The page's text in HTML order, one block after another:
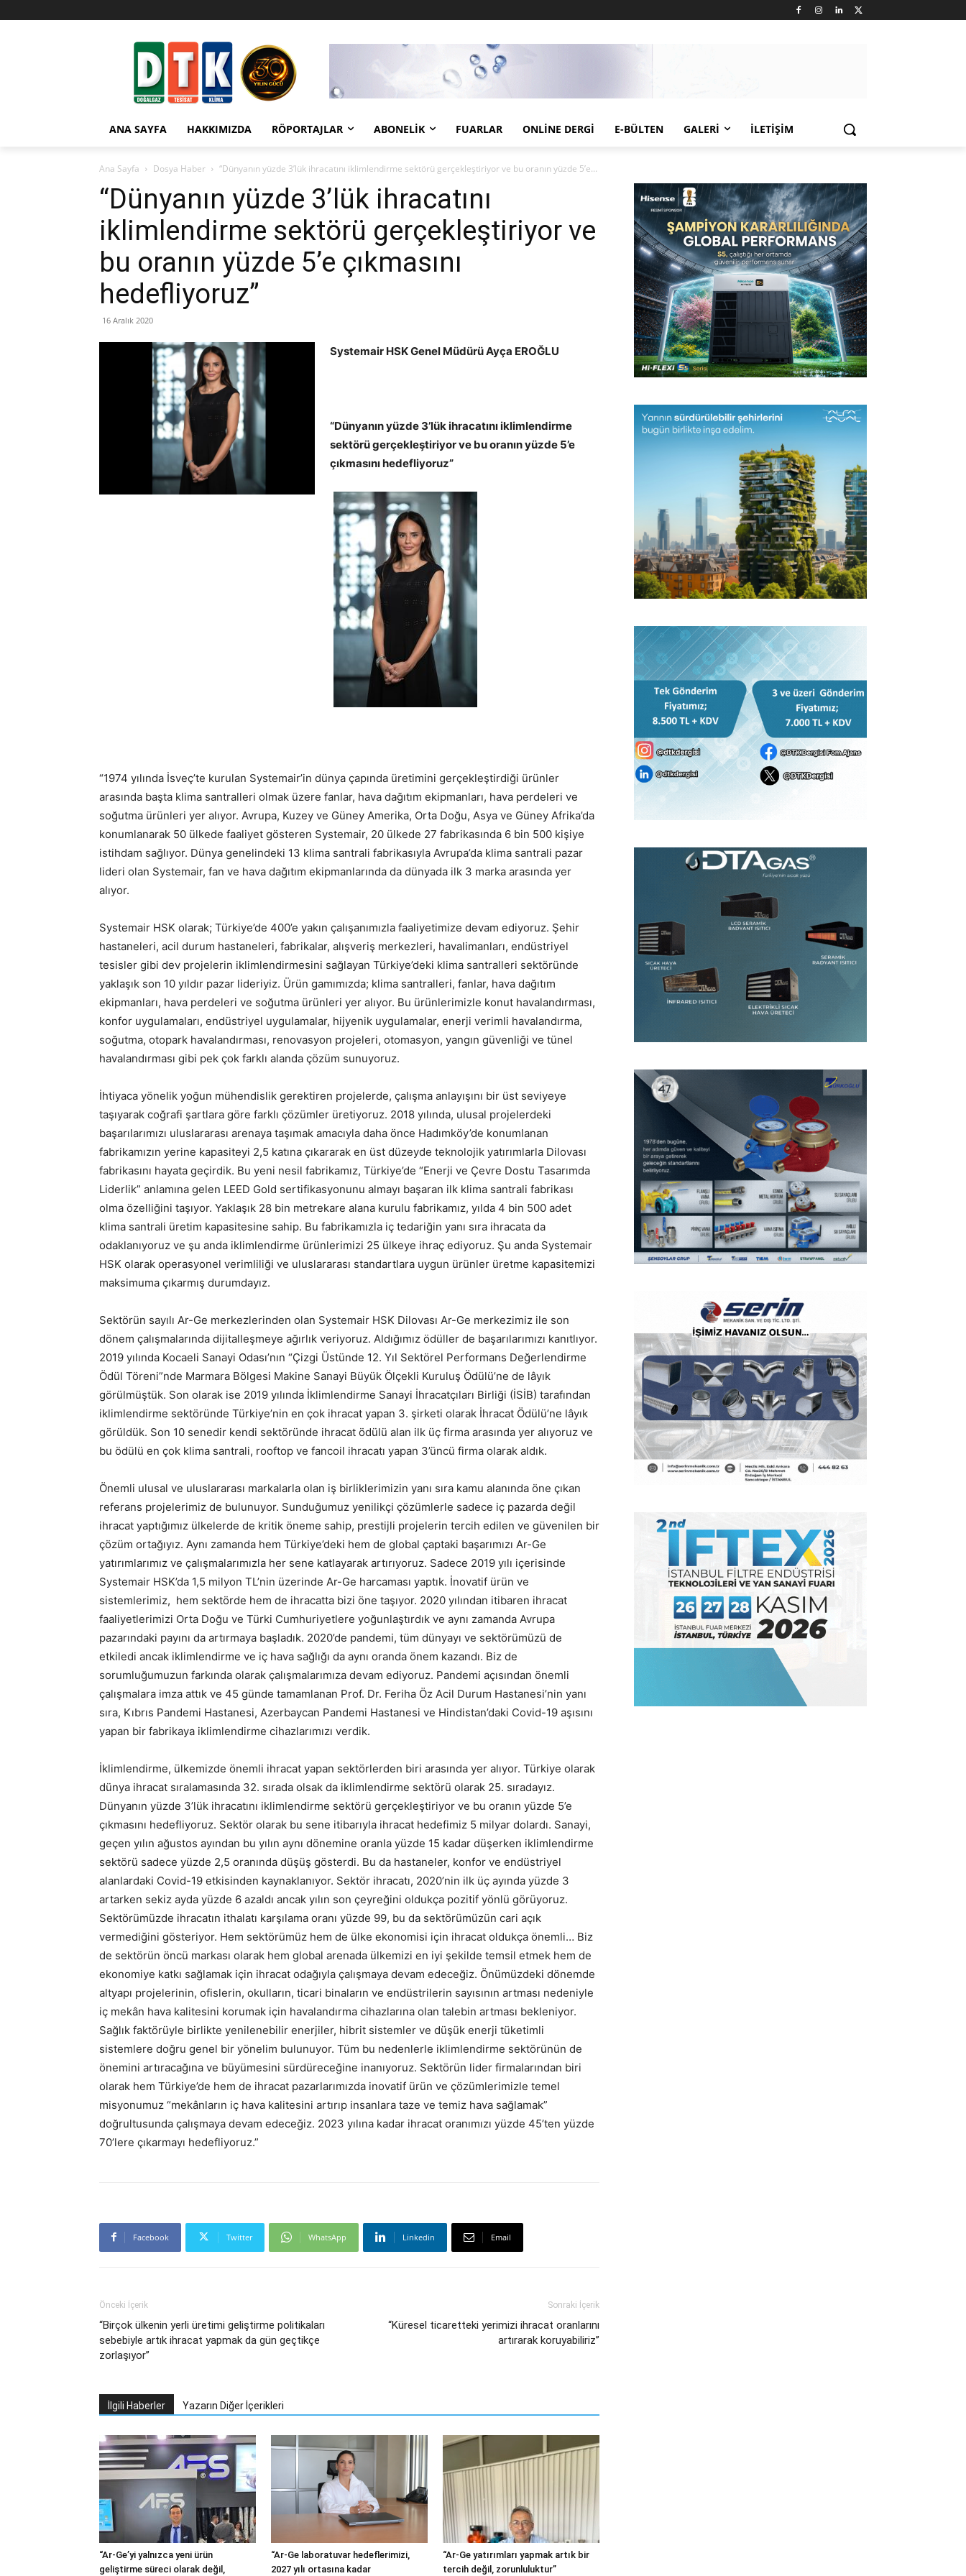
ANA SAYFA HAKKIMIZDA RÖPORTAJLAR ABONELIK FUARLAR ONLINE DERGI E-BÜLTEN GALERI İLETIŞIM
Ana Sayfa Dosya Haber “Dünyanın yüzde 3’lük ihracatını iklimlendirme sektörü gerçekleştiriyor ve bu oranın yüzde 5’e...
“Dünyanın yüzde 3’lük ihracatını
iklimlendirme sektörü gerçekleştiriyor ve
bu oranın yüzde 5’e çıkmasını
hedefliyoruz”
16 Aralık 2020
Systemair HSK Genel Müdürü Ayça EROĞLU
“Dünyanın yüzde 3’lük ihracatını iklimlendirme
sektörü gerçekleştiriyor ve bu oranın yüzde 5’e
çıkmasını hedefliyoruz”
“1974 yılında İsveç’te kurulan Systemair’in dünya çapında üretimini gerçekleştirdiği ürünler
arasında başta klima santralleri olmak üzere fanlar, hava dağıtım ekipmanları, hava perdeleri ve
soğutma ürünleri yer alıyor. Avrupa, Kuzey ve Güney Amerika, Orta Doğu, Asya ve Güney Afrika’da
konumlanarak 50 ülkede faaliyet gösteren Systemair, 20 ülkede 27 fabrikasında 6 bin 500 kişiye
istihdam sağlıyor. Dünya genelindeki 13 klima santrali fabrikasıyla Avrupa’da klima santrali pazar
lideri olan Systemair, fan ve hava dağıtım ekipmanlarında da dünyada ilk 3 marka arasında yer
alıyor.
Systemair HSK olarak; Türkiye’de 400’e yakın çalışanımızla faaliyetimize devam ediyoruz. Şehir
hastaneleri, acil durum hastaneleri, fabrikalar, alışveriş merkezleri, havalimanları, endüstriyel
tesisler gibi dev projelerin iklimlendirmesini sağlayan Türkiye’deki klima santralleri sektöründe
yaklaşık son 10 yıldır pazar lideriyiz. Ürün gamımızda; klima santralleri, fanlar, hava dağıtım
ekipmanları, hava perdeleri ve soğutma ürünleri yer alıyor. Bu ürünlerimizle konut havalandırması,
konfor uygulamaları, endüstriyel uygulamalar, hijyenik uygulamalar, enerji verimli havalandırma,
soğutma, otopark havalandırması, renovasyon projeleri, otomasyon, yangın güvenliği ve tünel
havalandırması gibi pek çok farklı alanda çözüm sunuyoruz.
İhtiyaca yönelik yoğun mühendislik gerektiren projelerde, çalışma anlayışını bir üst seviyeye
taşıyarak coğrafi şartlara göre farklı çözümler üretiyoruz. 2018 yılında, ulusal projelerdeki
başarılarımızı uluslararası arenaya taşımak amacıyla daha önce Hadımköy’de konumlanan
fabrikamızın yerine kapasiteyi 2,5 katına çıkararak en üst düzeyde teknolojik yatırımlarla Dilovası
fabrikasını hayata geçirdik. Bu yeni nesil fabrikamız, Türkiye’de “Enerji ve Çevre Dostu Tasarımda
Liderlik” anlamına gelen LEED Gold sertifikasyonunu almayı başaran ilk klima santrali fabrikası
olma özelliğini taşıyor. Yaklaşık 28 bin metrekare alana kurulu fabrikamız, yılda 4 bin 500 adet
klima santrali üretim kapasitesine sahip. Bu fabrikamızla iç tedariğin yanı sıra ihracata da
odaklanıyoruz ve şu anda iklimlendirme ürünlerimizi 25 ülkeye ihraç ediyoruz. Şu anda Systemair
HSK olarak operasyonel verimliliği ve uluslararası standartlara uygun ürünler üretme kapasitemizi
maksimuma çıkarmış durumdayız.
Sektörün sayılı Ar-Ge merkezlerinden olan Systemair HSK Dilovası Ar-Ge merkezimiz ile son
dönem çalışmalarında dijitalleşmeye ağırlık veriyoruz. Aldığımız ödüller de başarılarımızı kanıtlıyor.
2019 yılında Kocaeli Sanayi Odası’nın “Çizgi Üstünde 12. Yıl Sektörel Performans Değerlendirme
Ödül Töreni”nde Marmara Bölgesi Makine Sanayi Büyük Ölçekli Kuruluş Ödülü’ne de lâyık
görülmüştük. Son olarak ise 2019 yılında İklimlendirme Sanayi İhracatçıları Birliği (İSİB) tarafından
iklimlendirme sektöründe Türkiye’nin en çok ihracat yapan 3. şirketi olarak İhracat Ödülü’ne lâyık
görüldük. Son 10 senedir kendi sektöründe ihracat ödülü alan ilk üç firma arasında yer alıyoruz ve
bu ödülü en çok klima santrali, rooftop ve fancoil ihracatı yapan 3’üncü firma olarak aldık.
Önemli ulusal ve uluslararası markalarla olan iş birliklerimizin yanı sıra kamu alanında öne çıkan
referans projelerimiz de bulunuyor. Sunduğumuz yenilikçi çözümlerle sadece iç pazarda değil
ihracat yaptığımız ülkelerde de kritik öneme sahip, prestijli projelerin tercih edilen ve güvenilen bir
çözüm ortağıyız. Aynı zamanda hem Türkiye’deki hem de global çaptaki başarımızı Ar-Ge
yatırımlarımız ve çalışmalarımızla her sene katlayarak artırıyoruz. Sadece 2019 yılı içerisinde
Systemair HSK’da 1,5 milyon TL’nin üzerinde Ar-Ge harcaması yaptık. İnovatif ürün ve
sistemlerimiz, hem sektörde hem de ihracatta bizi öne taşıyor. 2020 yılından itibaren ihracat
faaliyetlerimizi Orta Doğu ve Türki Cumhuriyetlere yoğunlaştırdık ve aynı zamanda Avrupa
pazarındaki payını da artırmaya başladık. 2020’de pandemi, tüm dünyayı ve sektörümüzü de
etkiledi ancak iklimlendirme ve iç hava sağlığı da aynı oranda önem kazandı. Biz de
sorumluğumuzun farkında olarak çalışmalarımıza devam ediyoruz. Pandemi açısından önemli
çalışmalara imza attık ve 45 günde tamamlanan Prof. Dr. Feriha Öz Acil Durum Hastanesi’nin yanı
sıra, Kıbrıs Pandemi Hastanesi, Azerbaycan Pandemi Hastanesi ve Hindistan’daki Covid-19 aşısını
yapan bir fabrikaya iklimlendirme cihazlarımızı verdik.
İklimlendirme, ülkemizde önemli ihracat yapan sektörlerden biri arasında yer alıyor. Türkiye olarak
dünya ihracat sıralamasında 32. sırada olsak da iklimlendirme sektörü olarak 25. sıradayız.
Dünyanın yüzde 3’lük ihracatını iklimlendirme sektörü gerçekleştiriyor ve bu oranın yüzde 5’e
çıkmasını hedefliyoruz. Sektör olarak bu sene itibarıyla ihracat hedefimiz 5 milyar dolardı. Sanayi,
geçen yılın ağustos ayından bu yılın aynı dönemine oranla yüzde 15 kadar düşerken iklimlendirme
sektörü sadece yüzde 2,5 oranında düşüş gösterdi. Bu da hastaneler, konfor ve endüstriyel
alanlardaki Covid-19 etkisinden kaynaklanıyor. Sektör ihracatı, 2020’nin ilk üç ayında yüzde 3
artarken sekiz ayda yüzde 6 azaldı ancak yılın son çeyreğini oldukça pozitif yönlü görüyoruz.
Sektörümüzde ihracatın ithalatı karşılama oranı yüzde 99, bu da sektörümüzün cari açık
vermediğini gösteriyor. Hem sektörümüz hem de ülke ekonomisi için ihracat oldukça önemli… Biz
de sektörün öncü markası olarak hem global arenada ülkemizi en iyi şekilde temsil etmek hem de
ekonomiye katkı sağlamak için ihracat odağıyla çalışmaya devam edeceğiz. Önümüzdeki dönemde
altyapı projelerinin, ofislerin, okulların, ticari binaların ve endüstrilerin sayısının artması nedeniyle
iç mekân hava kalitesini korumak için havalandırma cihazlarına olan talebin artması bekleniyor.
Sağlık faktörüyle birlikte yenilenebilir enerjiler, hibrit sistemler ve düşük enerji tüketimli
sistemlere doğru genel bir yönelim bulunuyor. Tüm bu nedenlerle iklimlendirme sektörünün de
önemini artıracağına ve büyümesini sürdüreceğine inanıyoruz. Sektörün lider firmalarından biri
olarak hem Türkiye’de hem de ihracat pazarlarımızda inovatif ürün ve çözümlerimizle temel
misyonumuz “mekânların iç hava kalitesini artırıp insanlara taze ve temiz hava sağlamak”
doğrultusunda çalışmaya devam edeceğiz. 2023 yılına kadar ihracat oranımızı yüzde 45’ten yüzde
70’lere çıkarmayı hedefliyoruz.”
Facebook Twitter WhatsApp Linkedin Email
Önceki İçerik
“Birçok ülkenin yerli üretimi geliştirme politikaları
sebebiyle artık ihracat yapmak da gün geçtikçe
zorlaşıyor”
Sonraki İçerik
“Küresel ticaretteki yerimizi ihracat oranlarını
artırarak koruyabiliriz”
İlgili Haberler Yazarın Diğer İçerikleri
“Ar-Ge’yi yalnızca yeni ürün
geliştirme süreci olarak değil,
“Ar-Ge laboratuvar hedeflerimizi,
2027 yılı ortasına kadar
“Ar-Ge yatırımları yapmak artık bir
tercih değil, zorunluluktur”